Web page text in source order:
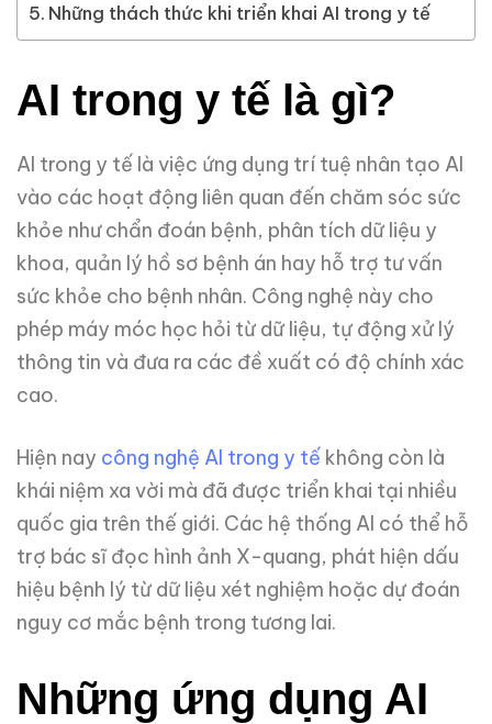
Những thách thức khi triển khai AI trong y tế
AI trong y tế là gì?
AI trong y tế là việc ứng dụng trí tuệ nhân tạo AI
vào các hoạt động liên quan đến chăm sóc sức
khỏe như chẩn đoán bệnh, phân tích dữ liệu y
khoa, quản lý hồ sơ bệnh án hay hỗ trợ tư vấn
sức khỏe cho bệnh nhân. Công nghệ này cho
phép máy móc học hỏi từ dữ liệu, tự động xử lý
thông tin và đưa ra các đề xuất có độ chính xác
cao.
Hiện nay công nghệ AI trong y tế không còn là
khái niệm xa vời mà đã được triển khai tại nhiều
quốc gia trên thế giới. Các hệ thống AI có thể hỗ
trợ bác sĩ đọc hình ảnh X-quang, phát hiện dấu
hiệu bệnh lý từ dữ liệu xét nghiệm hoặc dự đoán
nguy cơ mắc bệnh trong tương lai.
Những ứng dụng AI